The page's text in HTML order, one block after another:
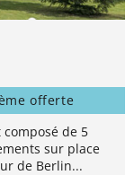
offerte
de 5
sur place
de Berlin...